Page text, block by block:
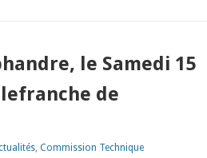
le Samedi 15
de
,Commission Technique